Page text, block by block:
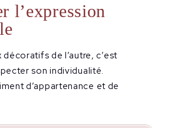
l’expression
de l’autre, c’est
son individualité.
d’appartenance et de